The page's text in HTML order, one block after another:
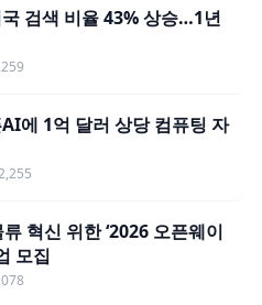
검색 비율 43% 상승…1년
에 1억 달러 상당 컴퓨팅 자
혁신 위한 ‘2026 오픈웨이
모집